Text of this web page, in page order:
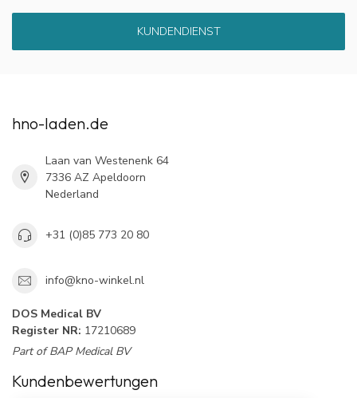
KUNDENDIENST
hno-laden.de
Laan van Westenenk 64
7336 AZ Apeldoorn
Nederland
+31 (0)85 773 20 80
info@kno-winkel.nl
DOS Medical BV
Register NR: 17210689
Part of BAP Medical BV
Kundenbewertungen